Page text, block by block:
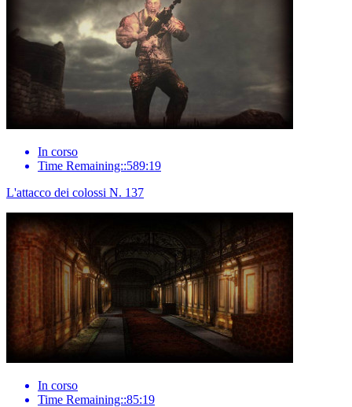
In corso
Time Remaining::589:19
L'attacco dei colossi N. 137
In corso
Time Remaining::85:19